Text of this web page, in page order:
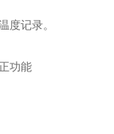
度记录。
功能